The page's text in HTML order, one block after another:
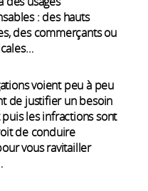
: des hauts
des commerçants ou
voient peu à peu
de justifier un besoin
les infractions sont
de conduire
vous ravitailler